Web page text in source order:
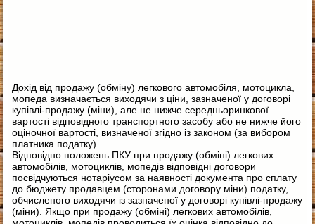
Дохід від продажу (обміну) легкового автомобіля, мотоцикла,
мопеда визначається виходячи з ціни, зазначеної у договорі
купівлі-продажу (міни), але не нижче середньоринкової
вартості відповідного транспортного засобу або не нижче його
оціночної вартості, визначеної згідно із законом (за вибором
платника податку).
Відповідно положень ПКУ при продажу (обміні) легкових
автомобілів, мотоциклів, мопедів відповідні договори
посвідчуються нотаріусом за наявності документа про сплату
до бюджету продавцем (сторонами договору міни) податку,
обчисленого виходячи із зазначеної у договорі купівлі-продажу
(міни). Якщо при продажу (обміні) легкових автомобілів,